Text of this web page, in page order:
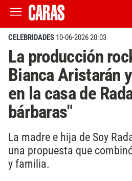
CELEBRIDADES 10-06-2026 20:03
La producción
Bianca Aristarán
en la casa de
bárbaras"
La madre e hija de Soy
una propuesta que
y familia.